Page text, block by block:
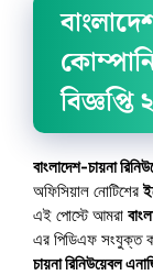
বিজ্ঞপ্তি
বাংলাদেশ-চায়না
অফিসিয়াল নোটিশের
এই পোস্টে আমরা
এর পিডিএফ সংযুক্ত
চায়না রিনিউয়েবল